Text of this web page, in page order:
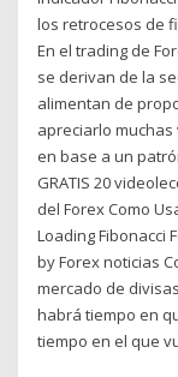
los retrocesos de
En el trading de
se derivan de la
alimentan de
apreciarlo
en base a un
GRATIS 20
del Forex Como
Loading Fibonacci
by Forex noticias
mercado de
habrá tiempo en
tiempo en el que